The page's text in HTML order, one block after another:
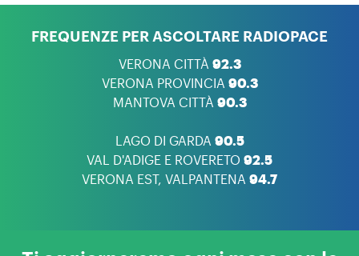
FREQUENZE PER ASCOLTARE RADIOPACE
VERONA CITTÀ 92.3
VERONA PROVINCIA 90.3
MANTOVA CITTÀ 90.3
LAGO DI GARDA 90.5
VAL D'ADIGE E ROVERETO 92.5
VERONA EST, VALPANTENA 94.7